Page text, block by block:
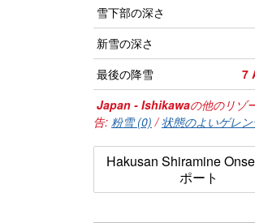
雪下部の深さ
新雪の深さ
最後の降雪
7
Japan - Ishikawaの他のリゾ
告: 粉雪 (0) /状態のよいゲレ
Hakusan Shiramine
ポート